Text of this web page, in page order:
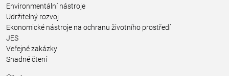
Environmentální nástroje
Udržitelný rozvoj
Ekonomické nástroje na ochranu životního prostředí
JES
Veřejné zakázky
Snadné čtení